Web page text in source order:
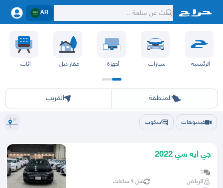
AR
الرئيسية سيارات أجهزة عقار ديل اثاث
المنطقة
الرياض جده القصيم الباحة
القريب
فيديوهات سكوب
جي ايه سي 2022
1
الرياض
قبل ٩ ساعات